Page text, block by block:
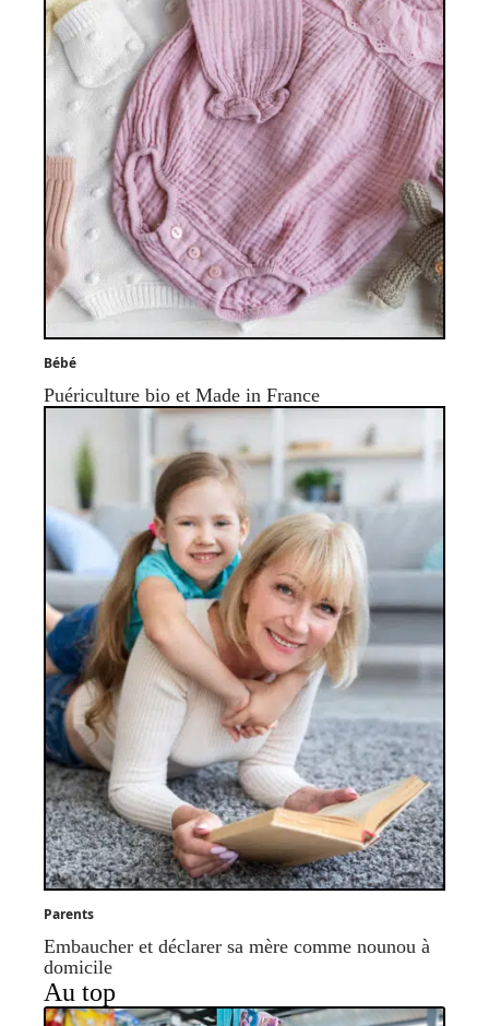
Bébé
Puériculture bio et Made in France
Parents
Embaucher et déclarer sa mère comme nounou à
domicile
Au top